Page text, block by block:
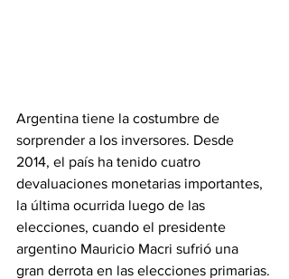
Argentina tiene la costumbre de
sorprender a los inversores. Desde
2014, el país ha tenido cuatro
devaluaciones monetarias importantes,
la última ocurrida luego de las
elecciones, cuando el presidente
argentino Mauricio Macri sufrió una
gran derrota en las elecciones primarias.